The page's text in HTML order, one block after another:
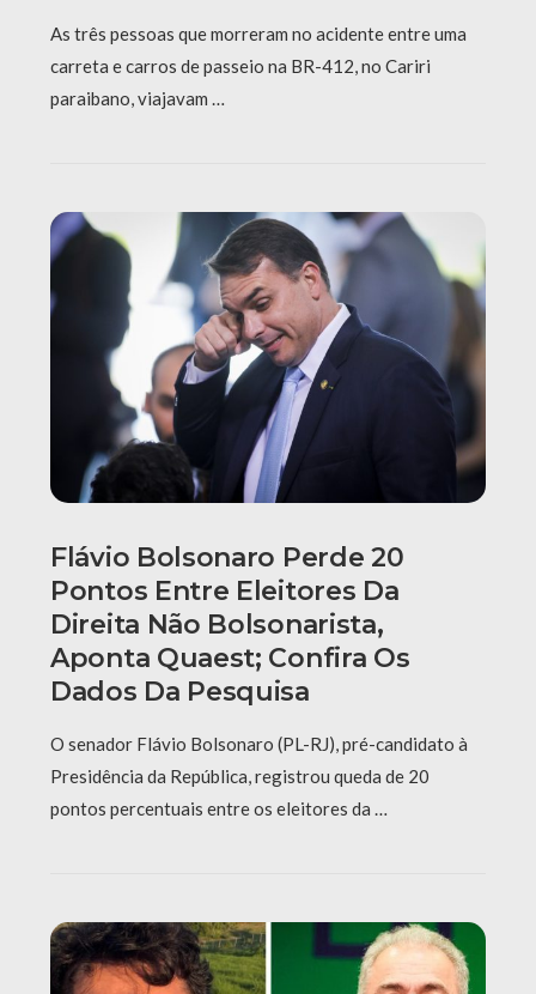
As três pessoas que morreram no acidente entre uma
carreta e carros de passeio na BR-412, no Cariri
paraibano, viajavam …
Flávio Bolsonaro Perde 20
Pontos Entre Eleitores Da
Direita Não Bolsonarista,
Aponta Quaest; Confira Os
Dados Da Pesquisa
O senador Flávio Bolsonaro (PL-RJ), pré-candidato à
Presidência da República, registrou queda de 20
pontos percentuais entre os eleitores da …